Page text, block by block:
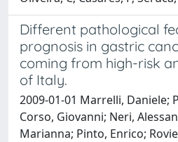
Different pathological
prognosis in gastric
coming from high-risk
of Italy.
2009-01-01 Marrelli, Daniele;
Corso, Giovanni; Neri,
Marianna; Pinto, Enrico;